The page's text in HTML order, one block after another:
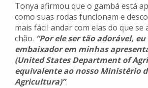
Tonya afirmou que o gambá está
como suas rodas funcionam e
mais fácil andar com elas do que
chão. “Por ele ser tão adorável,
embaixador em minhas
(United States Department of
equivalente ao nosso Ministério
Agricultura)”.